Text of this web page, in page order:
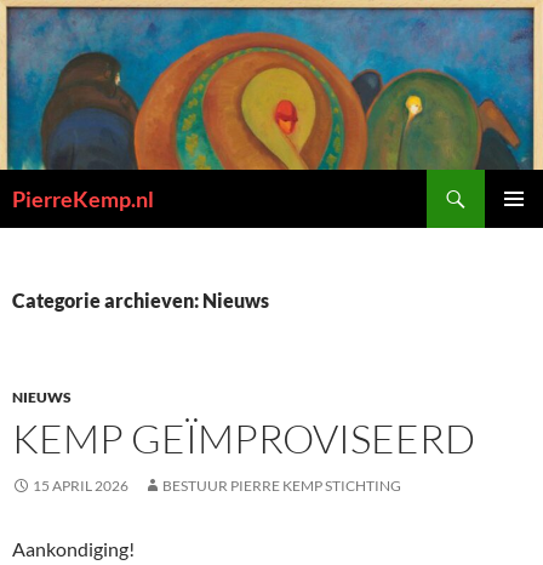
Ga
naar
de
inhoud
PierreKemp.nl
Categorie archieven: Nieuws
NIEUWS
KEMP GEÏMPROVISEERD
15 APRIL 2026 BESTUUR PIERRE KEMP STICHTING
Aankondiging!